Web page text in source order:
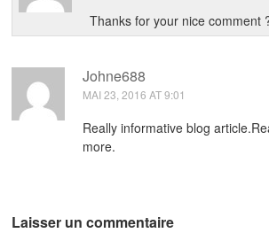
Thanks for your nice comment
Johne688
MAI 23, 2016 AT 9:01
Really informative blog
more.
Laisser un commentaire